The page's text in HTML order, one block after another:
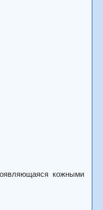
кожными